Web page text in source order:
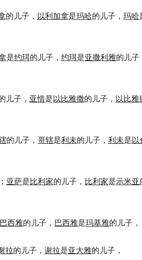
的儿子， 以利加拿是玛哈的儿子， 玛哈
是约珥的儿子， 约珥是亚撒利雅的儿子
儿子， 亚惜是以比雅撒的儿子， 以比雅
的儿子， 哥辖是利未的儿子， 利未是以
亚萨是比利家的儿子， 比利家是示米亚
巴西雅的儿子， 巴西雅是玛基雅的儿子，
拉的儿子， 谢拉是亚大雅的儿子，